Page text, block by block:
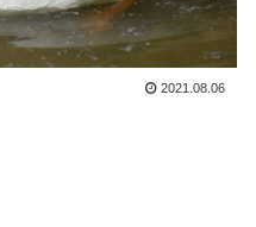
2021.08.06